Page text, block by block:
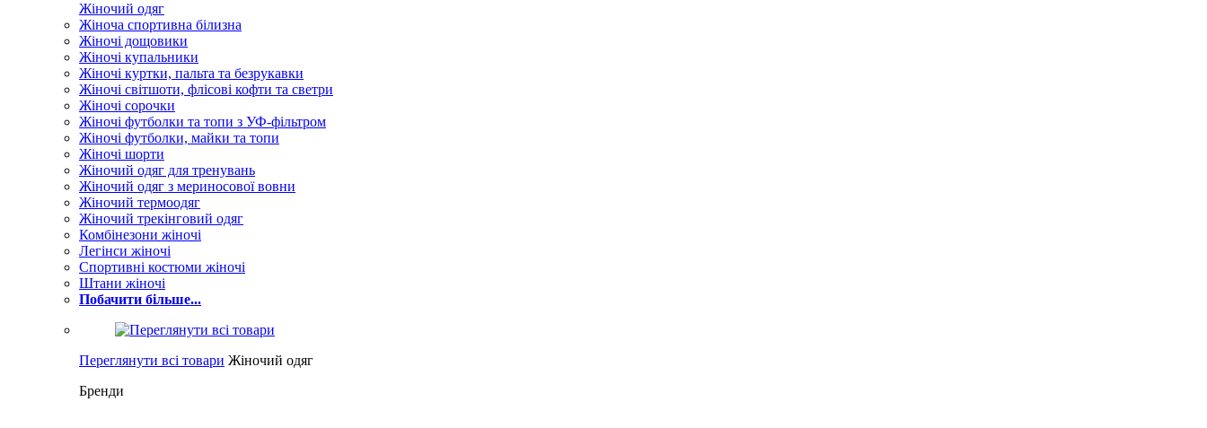
Жіночий одяг
Жіноча спортивна білизна
Жіночі дощовики
Жіночі купальники
Жіночі куртки, пальта та безрукавки
Жіночі світшоти, флісові кофти та светри
Жіночі сорочки
Жіночі футболки та топи з УФ-фільтром
Жіночі футболки, майки та топи
Жіночі шорти
Жіночий одяг для тренувань
Жіночий одяг з мериносової вовни
Жіночий термоодяг
Жіночий трекінговий одяг
Комбінезони жіночі
Легінси жіночі
Спортивні костюми жіночі
Штани жіночі
Побачити більше...
Переглянути всі товари Жіночий одяг
Бренди